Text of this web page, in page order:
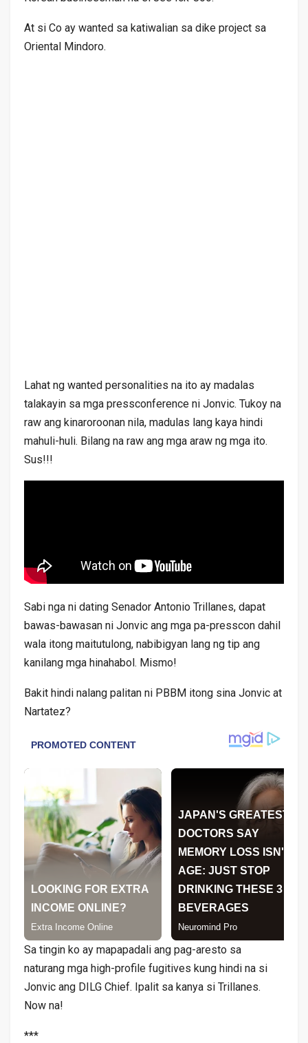
At si Co ay wanted sa katiwalian sa dike project sa
Oriental Mindoro.
Lahat ng wanted personalities na ito ay madalas
talakayin sa mga pressconference ni Jonvic. Tukoy na
raw ang kinaroroonan nila, madulas lang kaya hindi
mahuli-huli. Bilang na raw ang mga araw ng mga ito.
Sus!!!
Sabi nga ni dating Senador Antonio Trillanes, dapat
bawas-bawasan ni Jonvic ang mga pa-presscon dahil
wala itong maitutulong, nabibigyan lang ng tip ang
kanilang mga hinahabol. Mismo!
Bakit hindi nalang palitan ni PBBM itong sina Jonvic at
Nartatez?
Sa tingin ko ay mapapadali ang pag-aresto sa
naturang mga high-profile fugitives kung hindi na si
Jonvic ang DILG Chief. Ipalit sa kanya si Trillanes.
Now na!
***